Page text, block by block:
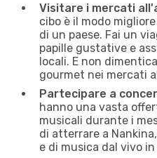
Visitare i mercati
cibo è il modo
di un paese. Fai un
papille gustative e
locali. E non
gourmet nei mercati
Partecipare a
hanno una vasta
musicali durante i
di atterrare a
e di musica dal vivo